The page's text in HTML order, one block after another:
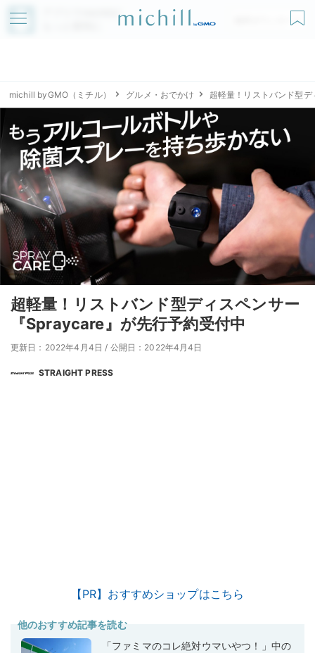
アプリでmichillが
無料ダウンロード
michill byGMO（ミチル） グルメ・おでかけ 超軽量！リストバンド型
超軽量！リストバンド型ディスペンサー
『Spraycare』が先行予約受付中
更新日：2022年4月4日 / 公開日：2022年4月4日
STRAIGHT PRESS
【PR】おすすめショップはこちら
他のおすすめ記事を読む
「ファミマのコレ絶対ウマいやつ！」中の